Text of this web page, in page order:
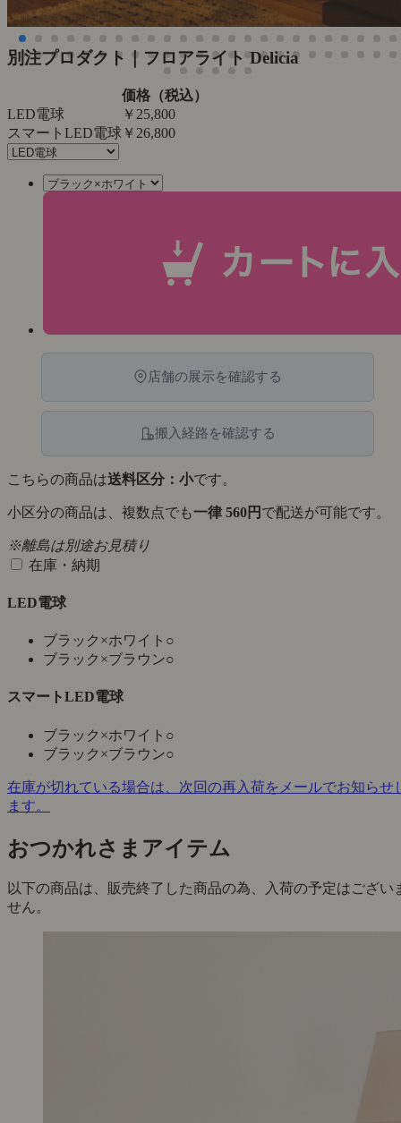
別注プロダクト｜フロアライト Delicia
価格（税込）
LED電球
￥25,800
スマートLED電球 ￥26,800
店舗の展示を確認する
搬入経路を確認する
こちらの商品は送料区分：小です。
小区分の商品は、複数点でも一律 560円 で配送が可能です。
※離島は別途お見積り
在庫・納期
LED電球
ブラック×ホワイト ○
ブラック×ブラウン○
スマートLED電球
ブラック×ホワイト ○
ブラック×ブラウン○
在庫が切れている場合は、次回の再入荷をメールでお知らせ
ます。
おつかれさまアイテム
以下の商品は、販売終了した商品の為、入荷の予定はござい
せん。